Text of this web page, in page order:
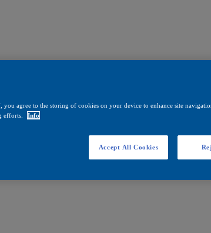
agree to the storing of cookies on your device to enhance site
efforts.
Info
Accept All Cookies